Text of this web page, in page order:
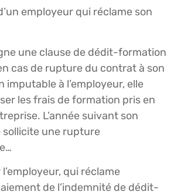
employeur qui réclame son
une clause de dédit-formation
cas de rupture du contrat à son
imputable à l’employeur, elle
les frais de formation pris en
L’année suivant son
sollicite une rupture
qui réclame
de l’indemnité de dédit-